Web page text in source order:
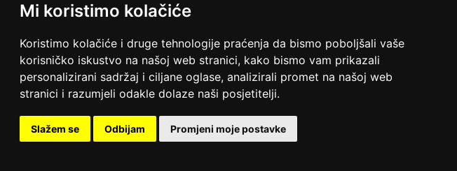
Mi koristimo kolačiće
Koristimo kolačiće i druge tehnologije praćenja da bismo poboljšali vaše
korisničko iskustvo na našoj web stranici, kako bismo vam prikazali
personalizirani sadržaj i ciljane oglase, analizirali promet na našoj web
stranici i razumjeli odakle dolaze naši posjetitelji.
Slažem se Odbijam Promjeni moje postavke
TEHNIKE:ljubavni tarot, izrada runskih amajlija
tel:0,93€ - mob:1,12€ min
Ljubavni savjetnik je slobodan
osobe starije od +18 godina.